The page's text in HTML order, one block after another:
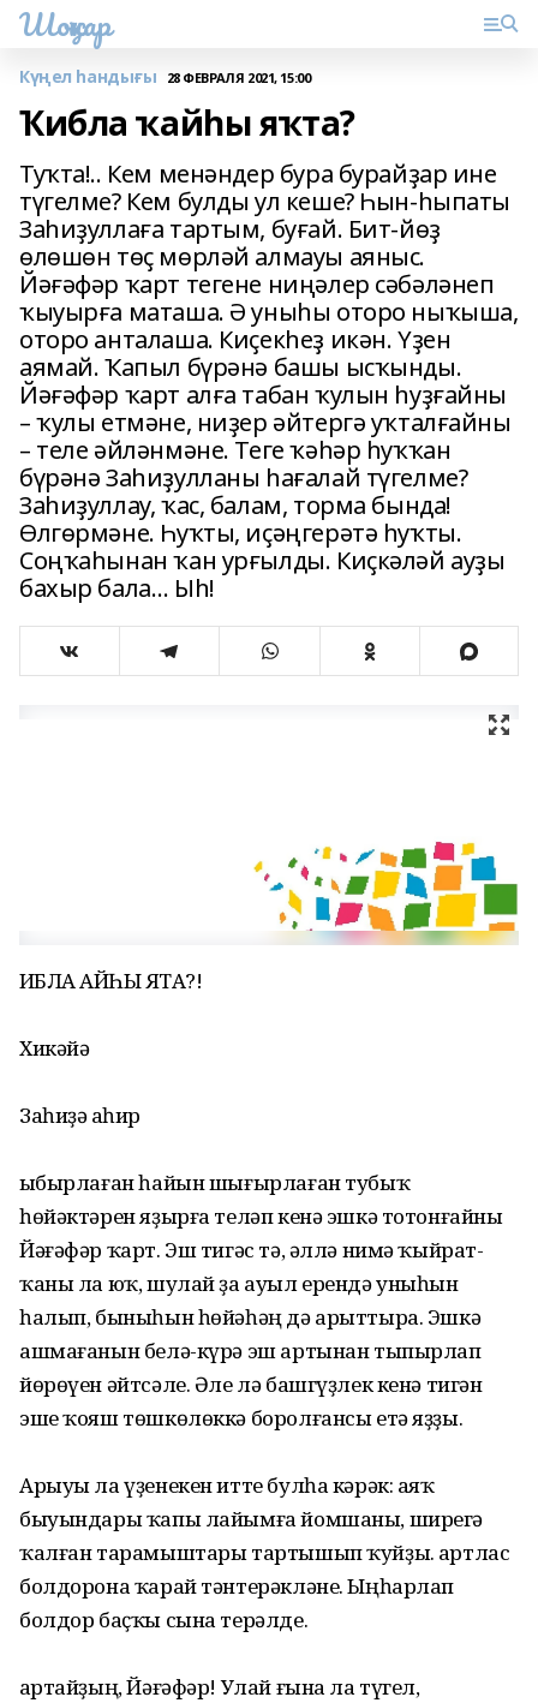
Шоңҡар
Күңел һандығы 28 ФЕВРАЛЯ 2021, 15:00
Ҡибла ҡайһы яҡта?
Туҡта!.. Кем менәндер бура бурайҙар ине
түгелме? Кем булды ул кеше? Һын-һыпаты
Заһиҙуллаға тартым, буғай. Бит-йөҙ
өлөшөн төҫ мөрләй алмауы аяныс.
Йәғәфәр ҡарт тегене ниңәлер сәбәләнеп
ҡыуырға маташа. Ә уныһы оторо ныҡыша,
оторо анталаша. Киҫекһеҙ икән. Үҙен
аямай. Ҡапыл бүрәнә башы ысҡынды.
Йәғәфәр ҡарт алға табан ҡулын һуҙғайны
– ҡулы етмәне, ниҙер әйтергә уҡталғайны
– теле әйләнмәне. Теге ҡәһәр һуҡҡан
бүрәнә Заһиҙулланы һағалай түгелме?
Заһиҙуллау, ҡас, балам, торма бында!
Өлгөрмәне. Һуҡты, иҫәңгерәтә һуҡты.
Соңҡаһынан ҡан урғылды. Киҫкәләй ауҙы
бахыр бала… Ыһ!
ҠИБЛА ҠАЙҺЫ ЯҠТА?!
Хикәйә
Заһиҙә Ҡаһир
Ҡыбырлаған һайын шығырлаған тубыҡ
һөйәктәрен яҙырға теләп кенә эшкә тотонғайны
Йәғәфәр ҡарт. Эш тигәс тә, әллә нимә ҡыйрат-
ҡаны ла юҡ, шулай ҙа ауыл ерендә уныһын
һалып, быныһын һөйәһәң дә арыттыра. Эшкә
ашмағанын белә-күрә эш артынан тыпырлап
йөрөүен әйтсәле. Әле лә башгүҙлек кенә тигән
эше ҡояш төшкөлөккә боролғансы етә яҙҙы.
Арыуы ла үҙенекен итте булһа кәрәк: аяҡ
быуындары ҡапы лайымға йомшаны, ширегә
ҡалған тарамыштары тартышып ҡуйҙы. Ҡартлас
болдорона ҡарай тәнтерәкләне. Ыңһарлап
болдор баҫҡы сына терәлде.
Ҡартайҙың, Йәғәфәр! Улай ғына ла түгел,